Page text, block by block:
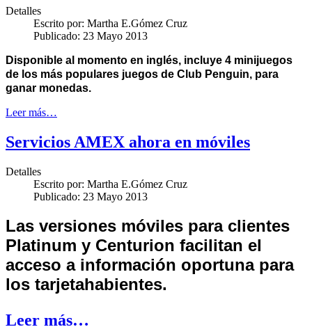
Detalles
Escrito por: Martha E.Gómez Cruz
Publicado: 23 Mayo 2013
Disponible al momento en inglés, incluye 4 minijuegos
de los más populares juegos de Club Penguin, para
ganar monedas.
Leer más…
Servicios AMEX ahora en móviles
Detalles
Escrito por: Martha E.Gómez Cruz
Publicado: 23 Mayo 2013
Las versiones móviles para clientes
Platinum y Centurion facilitan el
acceso a información oportuna para
los tarjetahabientes.
Leer más…